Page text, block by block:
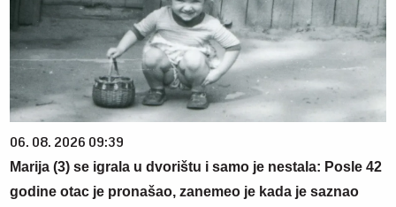
06. 08. 2026 09:39
Marija (3) se igrala u dvorištu i samo je nestala: Posle 42
godine otac je pronašao, zanemeo je kada je saznao